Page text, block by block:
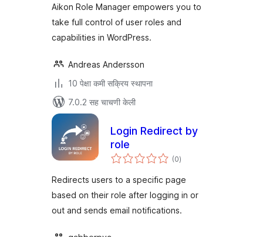
Aikon Role Manager empowers you to
take full control of user roles and
capabilities in WordPress.
Andreas Andersson
10 पेक्षा कमी सक्रिय स्थापना
7.0.2 सह चाचणी केली
Login Redirect by
role
(0एकूण
मूल्यांकन
)
Redirects users to a specific page
based on their role after logging in or
out and sends email notifications.